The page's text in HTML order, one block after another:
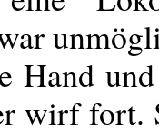
wirf fort.